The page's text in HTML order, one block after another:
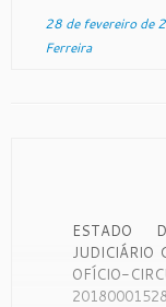
28 de fevereiro de
Ferreira
ESTADO
JUDICIÁRIO
OFÍCIO-